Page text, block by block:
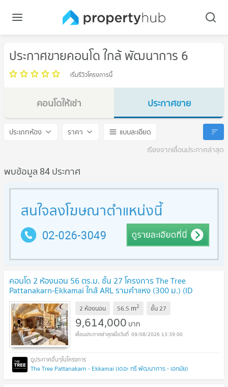
ประกาศขายคอนโด ใกล้ พัฒนาการ 6
เริ่มรีวิวโครงการนี้
คอนโดให้เช่า
ประกาศขาย
ประเภทห้อง ราคา
แบบละเอียด
เรียงจากเลื่อนประกาศล่าสุด
พบข้อมูล 84 ประกาศ
คอนโด 2 ห้องนอน 56 ตร.ม. ชั้น 27 โครงการ The Tree
Pattanakarn-Ekkamai ใกล้ ARL รามคำแหง (300 ม.) (ID
1041357) UPDATE !
2 ห้องนอน 56.5 m2 ชั้น27
9,614,000 บาท
09/08/2026 13:39:00
The Tree Pattanakarn - Ekkamai (เดอะ ทรี พัฒนาการ - เอกมัย)